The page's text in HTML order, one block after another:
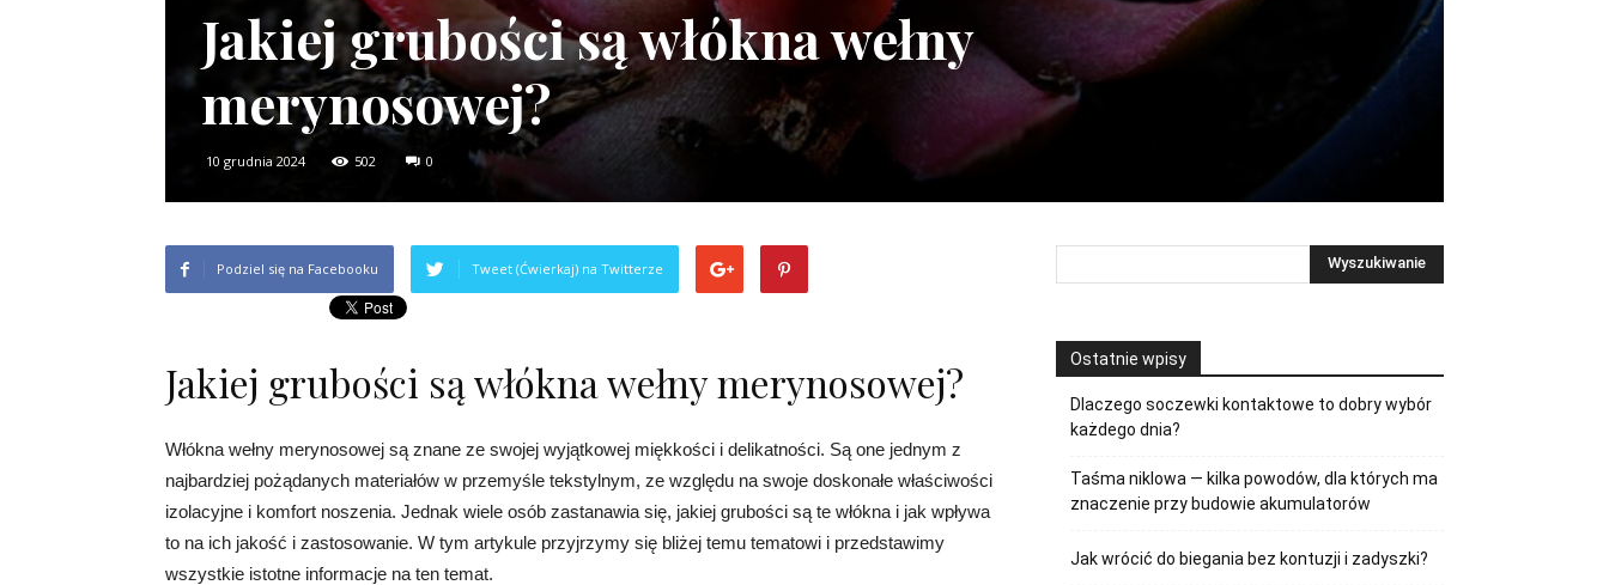
Jakiej grubości są włókna wełny
merynosowej?
10 grudnia 2024 502 0
Podziel się na Facebooku Tweet (Ćwierkaj) na Twitterze
Jakiej grubości są włókna wełny merynosowej?
Włókna wełny merynosowej są znane ze swojej wyjątkowej miękkości i delikatności. Są one jednym z
najbardziej pożądanych materiałów w przemyśle tekstylnym, ze względu na swoje doskonałe właściwości
izolacyjne i komfort noszenia. Jednak wiele osób zastanawia się, jakiej grubości są te włókna i jak wpływa
to na ich jakość i zastosowanie. W tym artykule przyjrzymy się bliżej temu tematowi i przedstawimy
wszystkie istotne informacje na ten temat.
Ostatnie wpisy
Dlaczego soczewki kontaktowe to dobry wybór
każdego dnia?
Taśma niklowa — kilka powodów, dla których ma
znaczenie przy budowie akumulatorów
Jak wrócić do biegania bez kontuzji i zadyszki?